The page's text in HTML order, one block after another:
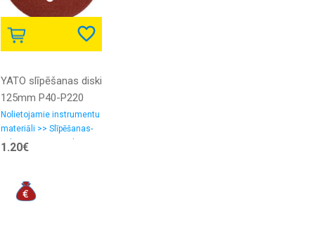
YATO slīpēšanas diski
125mm P40-P220
5gab.
Nolietojamie instrumentu
materiāli >> Slīpēšanas-
pulēšanas materiali,
1.20€